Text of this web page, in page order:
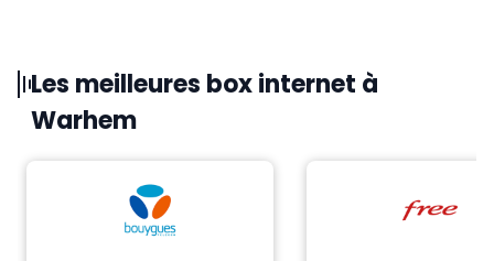
Les meilleures box internet à
Warhem